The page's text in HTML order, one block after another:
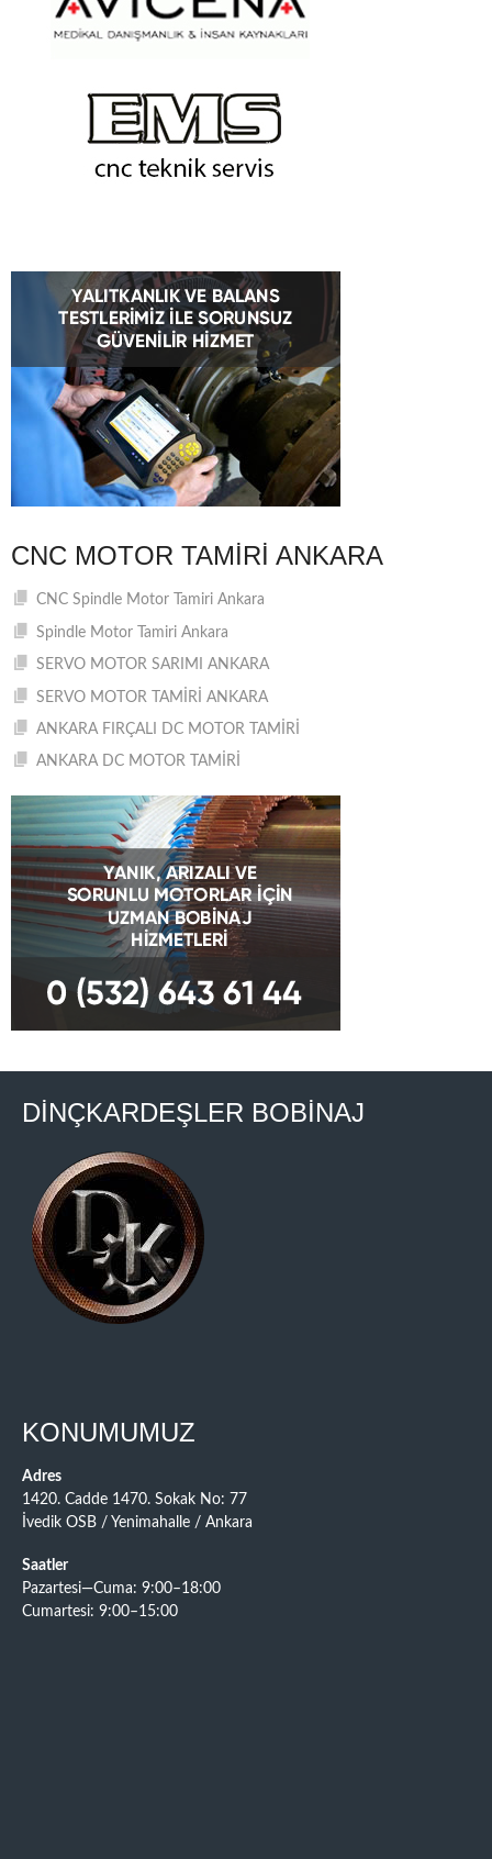
CNC MOTOR TAMIRI ANKARA
CNC Spindle Motor Tamiri Ankara
Spindle Motor Tamiri Ankara
SERVO MOTOR SARIMI ANKARA
SERVO MOTOR TAMİRİ ANKARA
ANKARA FIRÇALI DC MOTOR TAMİRİ
ANKARA DC MOTOR TAMİRİ
DİNÇKARDEŞLER BOBİNAJ
KONUMUMUZ
Adres
1420. Cadde 1470. Sokak No: 77
İvedik OSB / Yenimahalle / Ankara
Saatler
Pazartesi—Cuma: 9:00–18:00
Cumartesi: 9:00–15:00